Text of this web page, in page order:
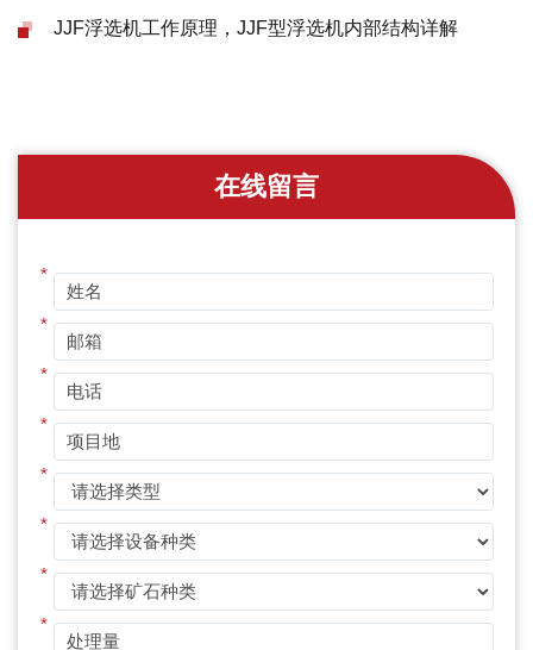
JJF浮选机工作原理，JJF型浮选机内部结构详解
在线留言
*
*
*
*
*
*
*
*